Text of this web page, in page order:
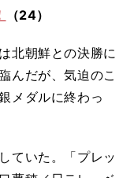
（24）
北朝鮮との決勝に
んだが、気迫のこ
メダルに終わっ
ていた。「プレッ